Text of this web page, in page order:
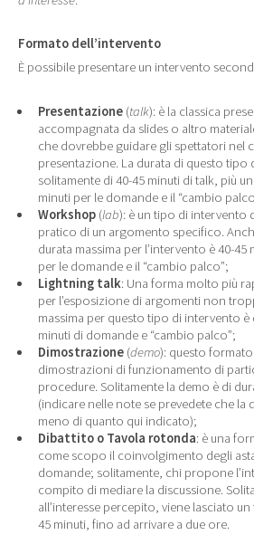
Formato dell’intervento
È possibile presentare un intervento
Presentazione(talk): è la classica
accompagnata da slides o altro
che dovrebbe guidare gli spettatori nel
presentazione. La durata di questo tipo
solitamente di 40-45 minuti di talk, più
minuti per le domande e il “cambio
Workshop(lab): è un tipo di
pratico di un argomento specifico.
durata massima per l’intervento è 40-45
per le domande e il “cambio palco”;
Lightning talk: Una forma molto più
per l’esposizione di argomenti non
massima per questo tipo di intervento è
minuti di domande e “cambio palco”;
Dimostrazione(demo): questo
dimostrazioni di funzionamento di
procedure. Solitamente la demo è di
(indicare nelle note se prevedete che la
meno di quanto qui indicato);
Dibattito o Tavola rotonda: è una
come scopo il coinvolgimento degli
domande; solitamente, chi propone
compito di mediare la discussione.
all’interesse percepito, viene lasciato
45 minuti, fino ad arrivare a due ore.